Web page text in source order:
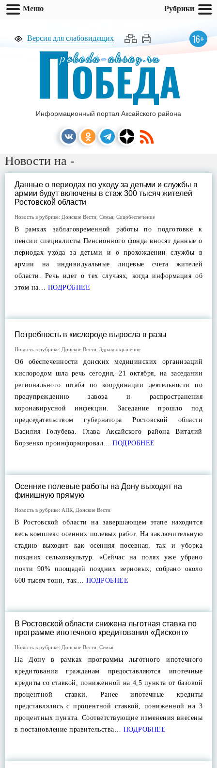
Версия для слабовидящих 16+
pobeda-aksay.ru
ПОБЕДА
Информационный портал Аксайского района
Новости на -
Данные о периодах по уходу за детьми и службы в
армии будут включены в стаж 300 тысяч жителей
Ростовской области
Новость в рубрике: Донские Вести Семья Соцобеспечение
В рамках заблаговременной работы по подготовке к
пенсии специалисты Пенсионного фонда вносят данные о
периодах ухода за детьми и о прохождении службы в
армии на индивидуальные лицевые счета жителей
области. Речь идет о тех случаях, когда информация об
этом на… ПОДРОБНЕЕ
Потребность в кислороде выросла в разы
Новость в рубрике: Донские Вести Здравоохранение
Об обеспеченности донских медицинских организаций
кислородом шла речь сегодня, 21 октября, на заседании
регионального штаба по координации деятельности по
предупреждению завоза и распространения
коронавирусной инфекции. Заседание прошло под
председательством губернатора Ростовской области
Василия Голубева. Глава Аксайского района Виталий
Борзенко проинформировал… ПОДРОБНЕЕ
Осенние полевые работы на Дону выходят на
финишную прямую
Новость в рубрике: АПК Донские Вести
В Ростовской области на завершающем этапе находится
весь комплекс осенних полевых работ. На заключительную
стадию выходит как осенняя посевная, так и уборка
поздних сельхозкультур. «Сейчас на полях уже убрано
почти 90% площадей поздних зерновых, собрано около
600 тысяч тонн, так… ПОДРОБНЕЕ
В Ростовской области снижена льготная ставка по
программе ипотечного кредитования «Дисконт»
Новость в рубрике: Донские Вести Семья
На Дону в рамках программы льготного ипотечного
кредитования гражданам предоставляются ипотечные
кредиты со ставкой, пониженной на 4,5 пункта от базовой
процентной ставки. Ранее ипотечные кредиты
представлялись с процентной ставкой, пониженной на 3
процентных пункта. Соответствующие изменения внесены
в постановление правительства… ПОДРОБНЕЕ
Меню Рубрики